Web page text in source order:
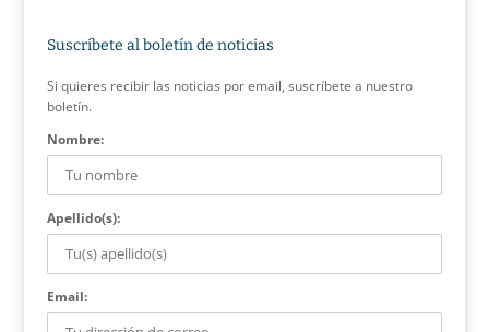
Suscríbete al boletín de noticias
Si quieres recibir las noticias por email, suscríbete a nuestro
boletín.
Nombre:
Apellido(s):
Email: